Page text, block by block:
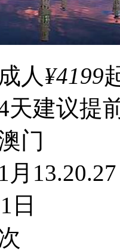
成人 ¥4199
天建议提
门
1月
日